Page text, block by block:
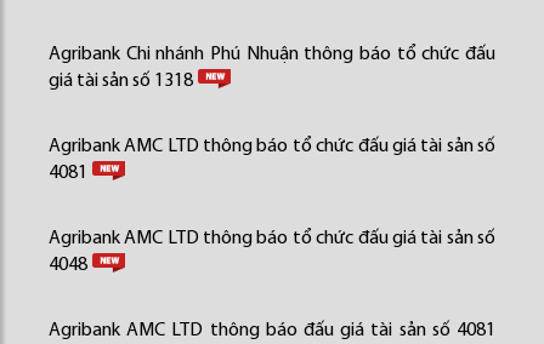
Agribank Chi nhánh Phú Nhuận thông báo tổ chức đấu
giá tài sản số 1318
Agribank AMC LTD thông báo tổ chức đấu giá tài sản số
4081
Agribank AMC LTD thông báo tổ chức đấu giá tài sản số
4048
Agribank AMC LTD thông báo đấu giá tài sản số 4081